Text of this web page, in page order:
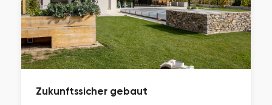
Zukunftssicher gebaut